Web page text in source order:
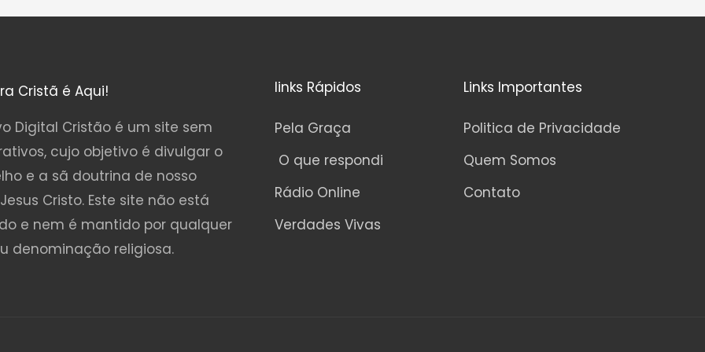
Cristã é Aqui!
Digital Cristão é um site sem
cujo objetivo é divulgar o
e a sã doutrina de nosso
Cristo. Este site não está
e nem é mantido por qualquer
denominação religiosa.
links Rápidos
Pela Graça
O que respondi
Rádio Online
Verdades Vivas
Links Importantes
Politica de Privacidade
Quem Somos
Contato